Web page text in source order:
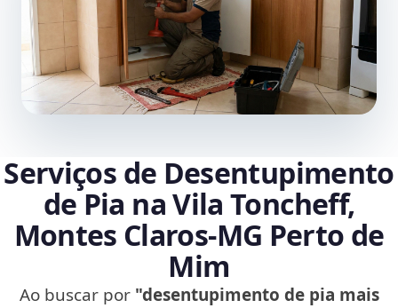
Serviços de Desentupimento
de Pia na Vila Toncheff,
Montes Claros‑MG Perto de
Mim
Ao buscar por "desentupimento de pia mais